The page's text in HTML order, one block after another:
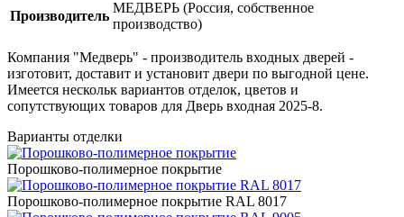
Производитель
МЕДВЕРЬ (Россия, собственное
производство)
Компания "Медверь" - производитель входных дверей -
изготовит, доставит и установит двери по выгодной цене.
Имеется нескольк вариантов отделок, цветов и
сопутствующих товаров для Дверь входная 2025-8.
Варианты отделки
Порошково-полимерное покрытие
Порошково-полимерное покрытие RAL 8017